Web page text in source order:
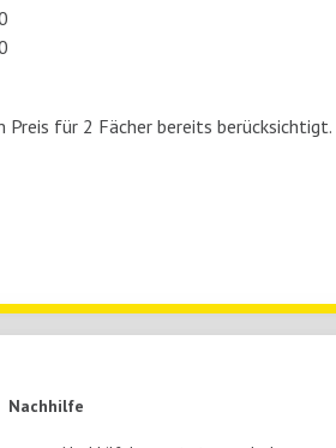
für 2 Fächer bereits berücksichtigt.
Nachhilfe